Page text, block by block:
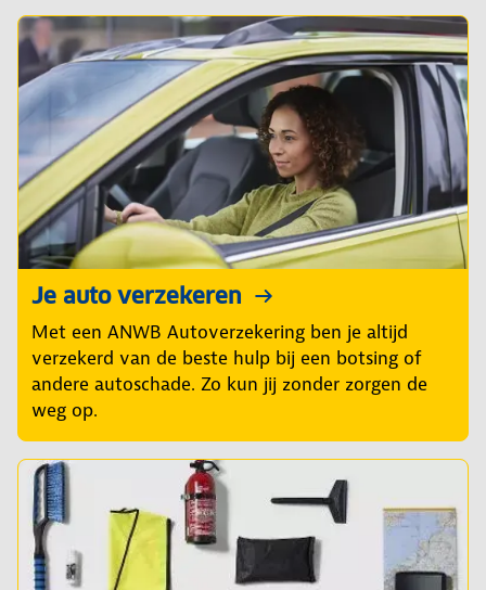
Je auto verzekeren
Met een ANWB Autoverzekering ben je altijd
verzekerd van de beste hulp bij een botsing of
andere autoschade. Zo kun jij zonder zorgen de
weg op.